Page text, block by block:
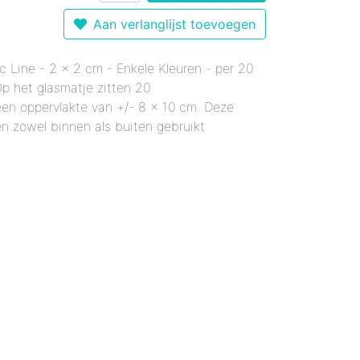
mm - Gemixte Kleuren
Kleuren
Kleuren
18 mm - Gemixte Kleuren
Kleuren
- Enkele Kleuren
Kleuren
mm - Enkele Kleuren
mm - Enkele Kleuren
mm - Enkele Kleuren
12x38 mm - Enkele Kleuren
Enkele Kleuren
Kleuren
- Enkele Kleuren
Aan verlanglijst toevoegen
Line - 2 x 2 cm - Enkele Kleuren - per 20
het glasmatje zitten 20
oppervlakte van +/- 8 x 10 cm. Deze
zowel binnen als buiten gebruikt